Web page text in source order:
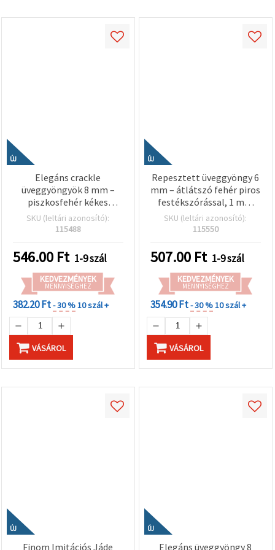
ÚJ
Elegáns crackle
üveggyöngyök 8 mm –
piszkosfehér kékes
árnyalattal, AB bevonat, 1
mm furat, szál ~110 db –
és kreatív kézműves DIY
alkotásokhoz
SKU (leltári azonosító):
115488
546.00 Ft 1-9 szál
KEDVEZMÉNYEK
MENNYISÉGHEZ
382.20 Ft- 30 %10 szál +
VÁSÁROL
ÚJ
Repesztett üveggyöngy 6
mm – átlátszó fehér piros
festékszórással, 1 mm
lyuk, kb. 140 db/szál –
látványos
kreatív kézműves
alkotásokhoz
SKU (leltári azonosító):
115550
507.00 Ft 1-9 szál
KEDVEZMÉNYEK
MENNYISÉGHEZ
354.90 Ft- 30 %10 szál +
VÁSÁROL
ÚJ
Finom Imitációs Jáde
ÚJ
Elegáns üveggyöngy 8